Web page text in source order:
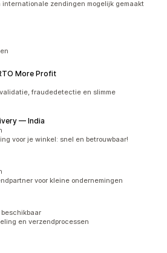
internationale zendingen mogelijk gemaakt
More Profit
fraudedetectie en slimme
— India
voor je winkel: snel en betrouwbaar!
voor kleine ondernemingen
en verzendprocessen